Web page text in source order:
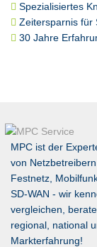
Spezialisiertes
Zeitersparnis für
30 Jahre
MPC ist der
von
Festnetz,
SD-WAN - wir
vergleichen,
regional, national
Markterfahrung!